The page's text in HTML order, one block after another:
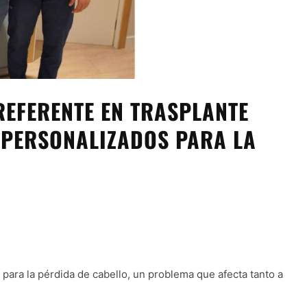
EN TRASPLANTE
PARA LA
la pérdida de cabello, un problema que afecta tanto a